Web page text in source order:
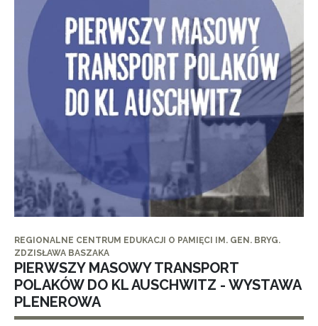
REGIONALNE CENTRUM EDUKACJI O PAMIĘCI IM. GEN. BRYG.
ZDZISŁAWA BASZAKA
PIERWSZY MASOWY TRANSPORT
POLAKÓW DO KL AUSCHWITZ - WYSTAWA
PLENEROWA